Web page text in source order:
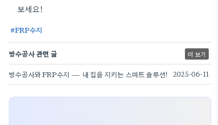
보세요!
FRP수지
방수공사 관련 글 더 보기
방수공사와 FRP수지 — 내 집을 지키는 스마트 솔루션! 2025-06-11